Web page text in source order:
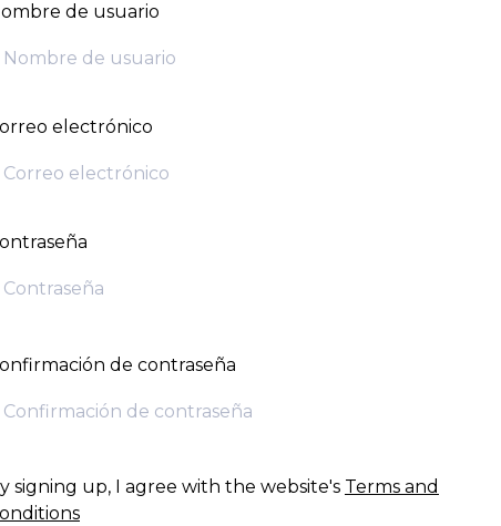
de usuario
electrónico
de contraseña
signing up, I agree with the website's Terms and